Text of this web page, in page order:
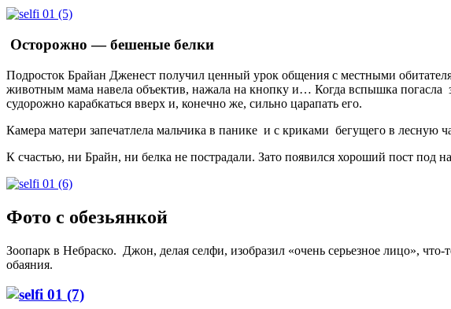
Осторожно — бешеные белки
Подросток Брайан Дженест получил ценный урок общения с местными
животным мама навела объектив, нажала на кнопку и… Когда вспышка погасла
судорожно карабкаться вверх и, конечно же, сильно царапать его.
Камера матери запечатлела мальчика в панике и с криками бегущего в лесную
К счастью, ни Брайн, ни белка не пострадали. Зато появился хороший пост под
Фото с обезьянкой
Зоопарк в Небраско. Джон, делая селфи, изобразил «очень серьезное лицо»,
обаяния.